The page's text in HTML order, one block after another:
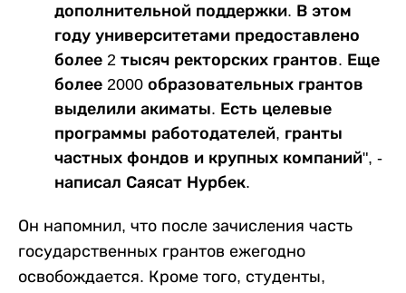
дополнительной поддержки. В этом
году университетами предоставлено
более 2 тысяч ректорских грантов. Еще
более 2000 образовательных грантов
выделили акиматы. Есть целевые
программы работодателей, гранты
частных фондов и крупных компаний", -
написал Саясат Нурбек.
Он напомнил, что после зачисления часть
государственных грантов ежегодно
освобождается. Кроме того, студенты,